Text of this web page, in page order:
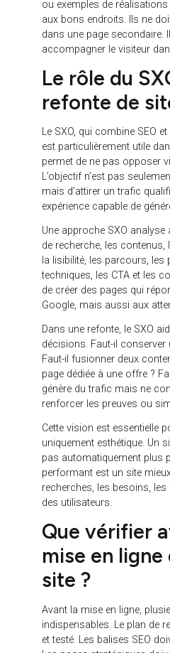
Une bonne refonte UX
simplifier. Elle cherche à
efficace. Le visiteur doit
cherche, comprendre la
naturellement vers
Comment
conversion
refonte ?
La conversion doit être
une fois les maquettes
doivent faire partie
page.
Chaque page
page service peut viser
un rendez-vous. Une
un audit ou un échange
blog peut orienter vers
offre ou un diagnostic.
renforcer la preuve et
Les CTA doivent être
Un visiteur en phase de
toujours sur “Demander
réceptif à un audit, un
atelier. À l’inverse, un
pouvoir contacter
obstacle.
La conversion passe
références clients,
ou exemples de
aux bons endroits. Ils
dans une page